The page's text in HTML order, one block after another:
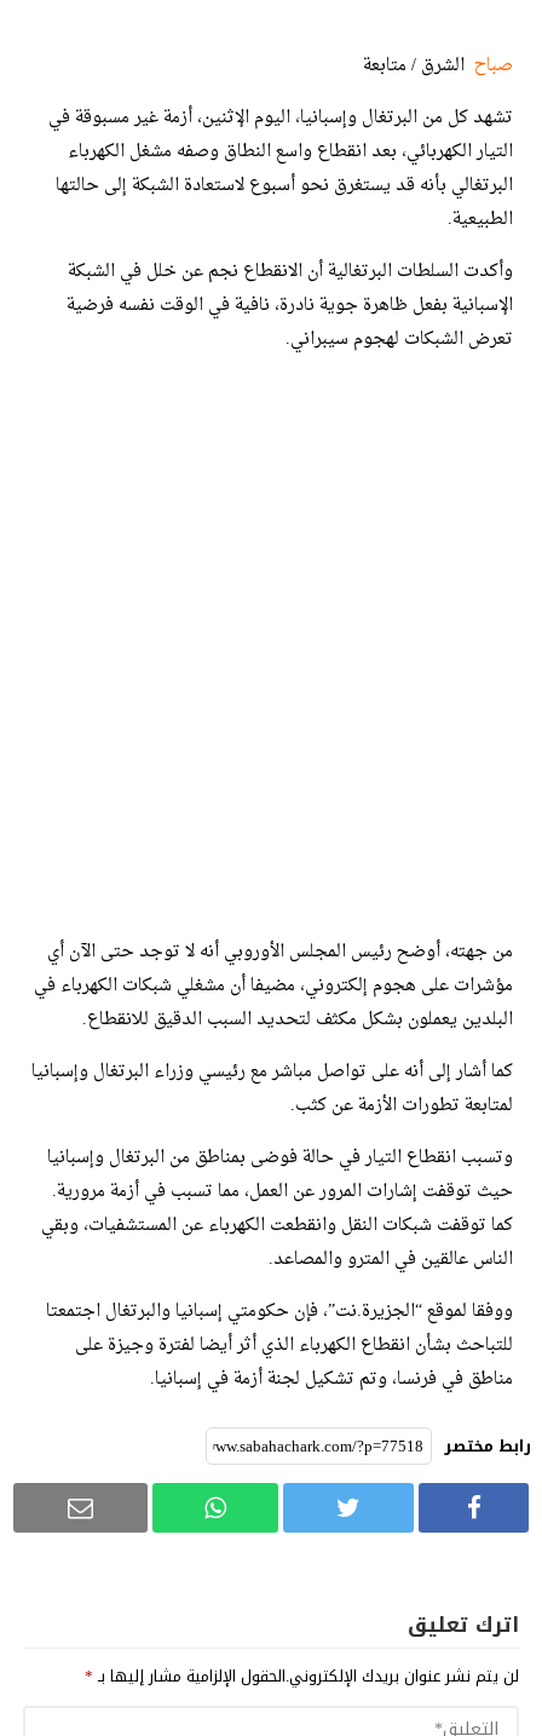
صباحالشرق / متابعة
تشهد كل من البرتغال وإسبانيا، اليوم الإثنين، أزمة غير مسبوقة في
التيار الكهربائي، بعد انقطاع واسع النطاق وصفه مشغل الكهرباء
البرتغالي بأنه قد يستغرق نحو أسبوع لاستعادة الشبكة إلى حالتها
الطبيعية.
وأكدت السلطات البرتغالية أن الانقطاع نجم عن خلل في الشبكة
الإسبانية بفعل ظاهرة جوية نادرة، نافية في الوقت نفسه فرضية
تعرض الشبكات لهجوم سيبراني.
من جهته، أوضح رئيس المجلس الأوروبي أنه لا توجد حتى الآن أي
مؤشرات على هجوم إلكتروني، مضيفا أن مشغلي شبكات الكهرباء في
البلدين يعملون بشكل مكثف لتحديد السبب الدقيق للانقطاع.
كما أشار إلى أنه على تواصل مباشر مع رئيسي وزراء البرتغال وإسبانيا
لمتابعة تطورات الأزمة عن كثب.
وتسبب انقطاع التيار في حالة فوضى بمناطق من البرتغال وإسبانيا
حيث توقفت إشارات المرور عن العمل، مما تسبب في أزمة مرورية.
كما توقفت شبكات النقل وانقطعت الكهرباء عن المستشفيات، وبقي
الناس عالقين في المترو والمصاعد.
ووفقا لموقع “الجزيرة.نت”، فإن حكومتي إسبانيا والبرتغال اجتمعتا
للتباحث بشأن انقطاع الكهرباء الذي أثر أيضا لفترة وجيزة على
مناطق في فرنسا، وتم تشكيل لجنة أزمة في إسبانيا.
رابط مختصر
اترك تعليق
لن يتم نشر عنوان بريدك الإلكتروني.الحقول الإلزامية مشار إليها بـ*